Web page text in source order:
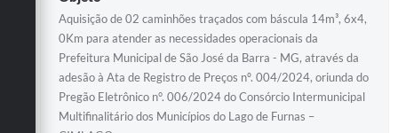
Aquisição de 02 caminhões traçados com báscula 14m³, 6x4,
0Km para atender as necessidades operacionais da
Prefeitura Municipal de São José da Barra - MG, através da
adesão à Ata de Registro de Preços nº. 004/2024, oriunda do
Pregão Eletrônico n°. 006/2024 do Consórcio Intermunicipal
Multifinalitário dos Municípios do Lago de Furnas –